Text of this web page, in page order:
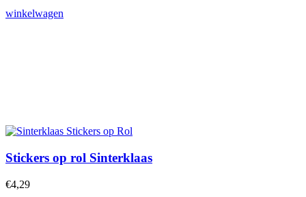
winkelwagen
Stickers op rol Sinterklaas
€4,29